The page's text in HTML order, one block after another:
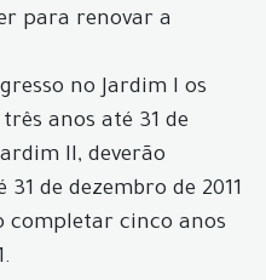
para renovar a
no Jardim I os
anos até 31 de
II, deverão
de dezembro de 2011
completar cinco anos